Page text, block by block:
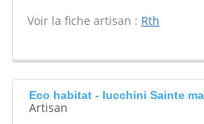
Voir la fiche artisan : Rth
Eco habitat - lucchini Sainte
Artisan